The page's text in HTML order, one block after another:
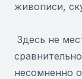
живописи,
Здесь не
несомненно